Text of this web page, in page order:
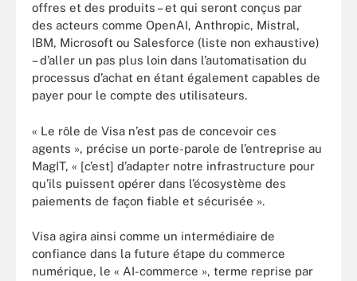
offres et des produits – et qui seront conçus par
des acteurs comme OpenAI, Anthropic, Mistral,
IBM, Microsoft ou Salesforce (liste non exhaustive)
– d’aller un pas plus loin dans l’automatisation du
processus d’achat en étant également capables de
payer pour le compte des utilisateurs.
« Le rôle de Visa n’est pas de concevoir ces
agents », précise un porte-parole de l’entreprise au
MagIT, « [c’est] d’adapter notre infrastructure pour
qu’ils puissent opérer dans l’écosystème des
paiements de façon fiable et sécurisée ».
Visa agira ainsi comme un intermédiaire de
confiance dans la future étape du commerce
numérique, le « AI-commerce », terme reprise par